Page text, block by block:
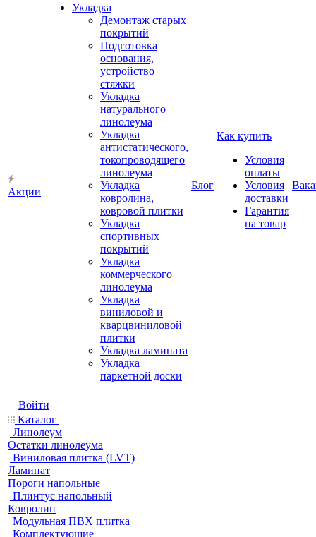
Акции
Укладка
Демонтаж старых
покрытий
Подготовка
основания,
устройство
стяжки
Укладка
натурального
линолеума
Укладка
антистатического,
токопроводящего
линолеума
Укладка
ковролина,
ковровой плитки
Укладка
спортивных
покрытий
Укладка
коммерческого
линолеума
Укладка
виниловой и
кварцвиниловой
плитки
Укладка ламината
Укладка
паркетной доски
Блог
Как купить
Условия
оплаты
Условия
доставки
Гарантия
на товар
Войти
Каталог
Линолеум
Остатки линолеума
Виниловая плитка (LVT)
Ламинат
Пороги напольные
Плинтус напольный
Ковролин
Модульная ПВХ плитка
Комплектующие